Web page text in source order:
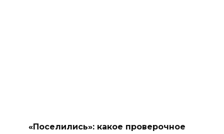
«Поселились»: какое проверочное